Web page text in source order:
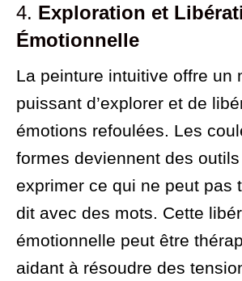
4. Exploration et
Émotionnelle
La peinture intuitive offre un
puissant d’explorer et de
émotions refoulées. Les
formes deviennent des
exprimer ce qui ne peut pas
dit avec des mots. Cette
émotionnelle peut être
aidant à résoudre des